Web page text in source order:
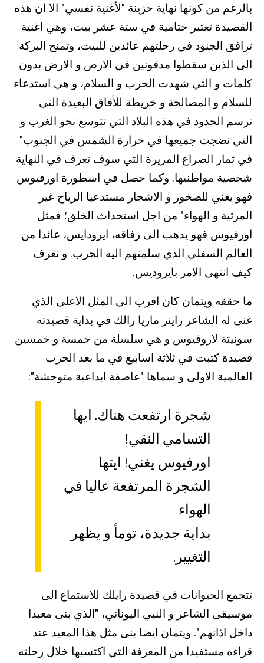
بالرغم من كونها نهاية حزينة "لأغنية نفسي" الا ان هذه
القصيدة تعتبر ختامية في ستة عشر بيت، وهي اغنية
ترافق الجنود في رحلتهم عائدين للبيت، وتمنح البركة
الى الذين سقطوا مدفونين في الارض و الارض بدون
كلمات و التي شهدت الحرب و السلام، و هي استدعاء
للسلام و المصالحة و خريطة للأفاق البعيدة التي
ترسم الحدود في هذه البلاد التي تتوسع نحو الغرب و
التي نضجت جميعها في حرارة الشمس في الجنوب"
في ثمار الصراع المريرة التي سوف تعرف في النهاية
شخصية مواطنيها. وكما حصل في اسطورة اورفيوس
فهو يغني للصخور و الاشجار مستدعيا الرياح غير
المرئية و الهواء" من اجل استحداث الخلق؛ فمثل
اورفيوس فهو يذهب الى رفاقه، ايرودايس، عائدا من
العالم السفلي الذي سلمتهم اليه الحرب. و نعرف
كيف انتهى الامر بايروديس.
ما حققه ويتمان كان اقرب الى المثل الاعلى الذي
غنى له الشاعر راينر ماريا رالك في بداية قصيدته
سونيتة لاروفيوس و هي سلسلة من خمسة و خمسين
قصيدة كتبت في ثلاثة اسابيع في ما بعد الحرب
العالمية الاولى و سماها "عاصفة ابداعية متوحشة":
شجرة ارتفعت هناك. ايها
التسامي النقي!
اورفيوس يغني! ايتها
الشجرة المرتفعة عاليا في
الهواء
بداية جديدة، تومأ و يظهر
التغيير.
تتجمع الحيوانات في قصيدة رايلك للاستماع الى
موسيقى الشاعر و النبي اليوناني، "الذي بنى معبدا
داخل اذانهم". ويتمان ايضا بنى مثل هذا المعبد عند
قراءه مستفيدا من المعرفة التي اكتسبها خلال رحلته